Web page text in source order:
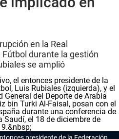
en la Real
durante la gestión
se amplió